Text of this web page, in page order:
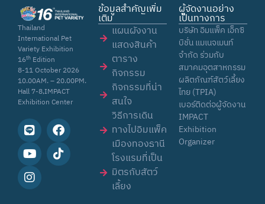
Thailand
International Pet
Variety Exhibition
16th Edition
8-11 October 2026
10.00AM. – 20.00PM.
Hall 7-8,IMPACT
Exhibition Center
ข้อมูลสำคัญเพิ่ม
เติม
แผนผังงาน
แสดงสินค้า
ตาราง
กิจกรรม
กิจกรรมที่น่า
สนใจ
วิธีการเดิน
ทางไปอิมแพ็ค
เมืองทองธานี
โรงแรมที่เป็น
มิตรกับสัตว์
เลี้ยง
ผู้จัดงานอย่าง
เป็นทางการ
บริษัท อิมแพ็ค เอ็กซิ
บิชั่น แมเนจเมนท์
จำกัด ร่วมกับ
สมาคมอุตสาหกรรม
ผลิตภัณฑ์สัตว์เลี้ยง
ไทย (TPIA)
เบอร์ติดต่อผู้จัดงาน
IMPACT
Exhibition
Organizer